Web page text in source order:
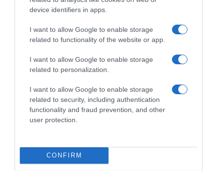
device identifiers in apps.
I want to allow Google to enable storage
related to functionality of the website or app.
I want to allow Google to enable storage
related to personalization.
I want to allow Google to enable storage
related to security, including authentication
functionality and fraud prevention, and other
user protection.
CONFIRM
ΣΧΟΛΙΑ